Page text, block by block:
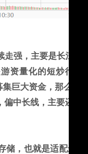
走强，主要是长江和
资量化的短炒行为
集巨大资金，那么这
偏中长线，主要还是
储，也就是适配最顶